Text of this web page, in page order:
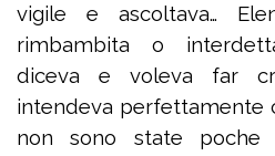
vigile e ascoltava…
rimbambita o
diceva e voleva far
intendeva perfettamente
non sono state